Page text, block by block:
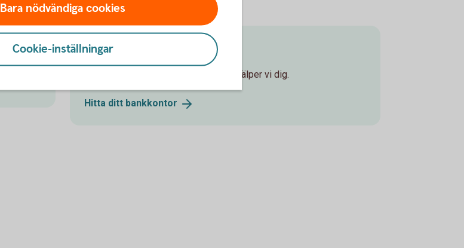
Besök oss
Välkommen till ett av våra kontor så hjälper vi dig.
Hitta ditt bankkontor
Bara nödvändiga cookies
Cookie-inställningar